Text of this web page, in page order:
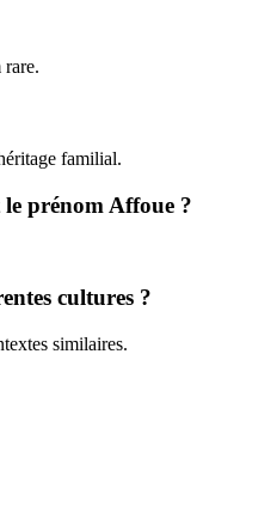
familial.
prénom Affoue ?
cultures ?
similaires.